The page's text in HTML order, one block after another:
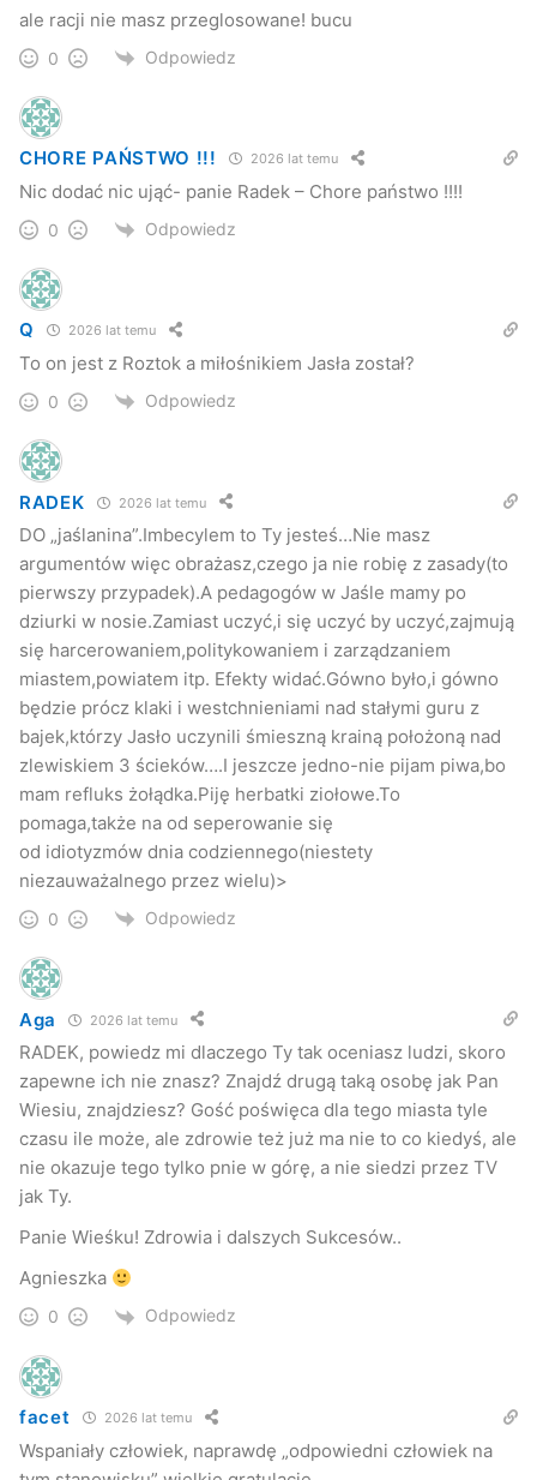
ale racji nie masz przeglosowane! bucu
0 Odpowiedz
CHORE PAŃSTWO !!! 2026 lat temu
Nic dodać nic ująć- panie Radek – Chore państwo !!!!
0 Odpowiedz
Q 2026 lat temu
To on jest z Roztok a miłośnikiem Jasła został?
0 Odpowiedz
RADEK 2026 lat temu
DO „jaślanina”.Imbecylem to Ty jesteś…Nie masz
argumentów więc obrażasz,czego ja nie robię z zasady(to
pierwszy przypadek).A pedagogów w Jaśle mamy po
dziurki w nosie.Zamiast uczyć,i się uczyć by uczyć,zajmują
się harcerowaniem,politykowaniem i zarządzaniem
miastem,powiatem itp. Efekty widać.Gówno było,i gówno
będzie prócz klaki i westchnieniami nad stałymi guru z
bajek,którzy Jasło uczynili śmieszną krainą położoną nad
zlewiskiem 3 ścieków….I jeszcze jedno-nie pijam piwa,bo
mam refluks żołądka.Piję herbatki ziołowe.To
pomaga,także na od seperowanie się
od idiotyzmów dnia codziennego(niestety
niezauważalnego przez wielu)>
0 Odpowiedz
Aga 2026 lat temu
RADEK, powiedz mi dlaczego Ty tak oceniasz ludzi, skoro
zapewne ich nie znasz? Znajdź drugą taką osobę jak Pan
Wiesiu, znajdziesz? Gość poświęca dla tego miasta tyle
czasu ile może, ale zdrowie też już ma nie to co kiedyś, ale
nie okazuje tego tylko pnie w górę, a nie siedzi przez TV
jak Ty.
Panie Wieśku! Zdrowia i dalszych Sukcesów..
Agnieszka
0 Odpowiedz
facet 2026 lat temu
Wspaniały człowiek, naprawdę „odpowiedni człowiek na